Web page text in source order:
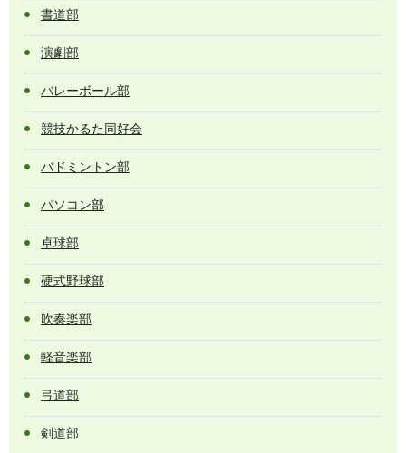
書道部
演劇部
バレーボール部
競技かるた同好会
バドミントン部
パソコン部
卓球部
硬式野球部
吹奏楽部
軽音楽部
弓道部
剣道部